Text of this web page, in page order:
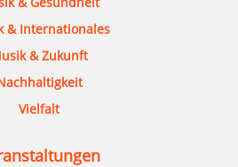
& Internationales
& Zukunft
Vielfalt